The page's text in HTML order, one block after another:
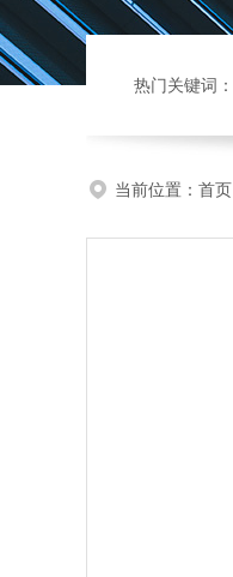
热门关键词：
当前位置： 首页